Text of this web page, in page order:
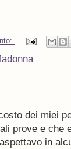
dei miei
prove e che
in